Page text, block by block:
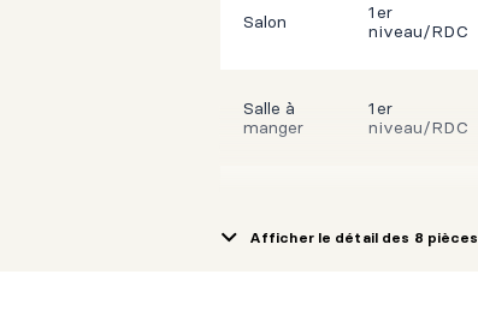
Salon
1er
niveau/RDC
Salle à
manger
1er
niveau/RDC
Afficher le détail des 8 pièces